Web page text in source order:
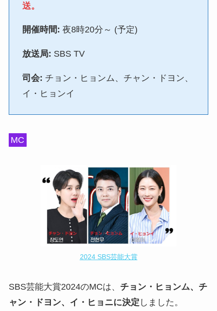
送。
開催時間: 夜8時20分～ (予定)
放送局: SBS TV
司会: チョン・ヒョンム、チャン・ドヨン、
イ・ヒョンイ
MC
2024 SBS芸能大賞
SBS芸能大賞2024のMCは、 チョン・ヒョンム、チ
ャン・ドヨン、イ・ヒョニに決定 しました。